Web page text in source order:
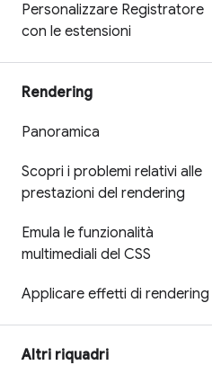
Personalizzare Registratore
con le estensioni
Rendering
Panoramica
Scopri i problemi relativi alle
prestazioni del rendering
Emula le funzionalità
multimediali del CSS
Applicare effetti di rendering
Altri riquadri